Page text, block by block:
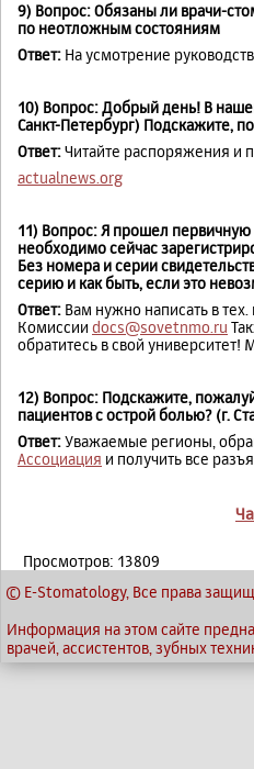
9) Вопрос: Обязаны ли врачи-
по неотложным состояниям
Ответ: На усмотрение
10) Вопрос: Добрый день! В
Санкт-Петербург) Подскажите,
Ответ:Читайте распоряжения и
actualnews.org
11) Вопрос: Я прошел первичную
необходимо сейчас
Без номера и серии
серию и как быть, если это
Ответ: Вам нужно написать в
Комиссии docs@sovetnmo.ru
обратитесь в свой университет!
12) Вопрос: Подскажите,
пациентов с острой болью? (г.
Ответ:Уважаемые регионы,
Ассоциация и получить все
Просмотров: 13809
© E-Stomatology, Все права
Информация на этом сайте
врачей, ассистентов, зубных